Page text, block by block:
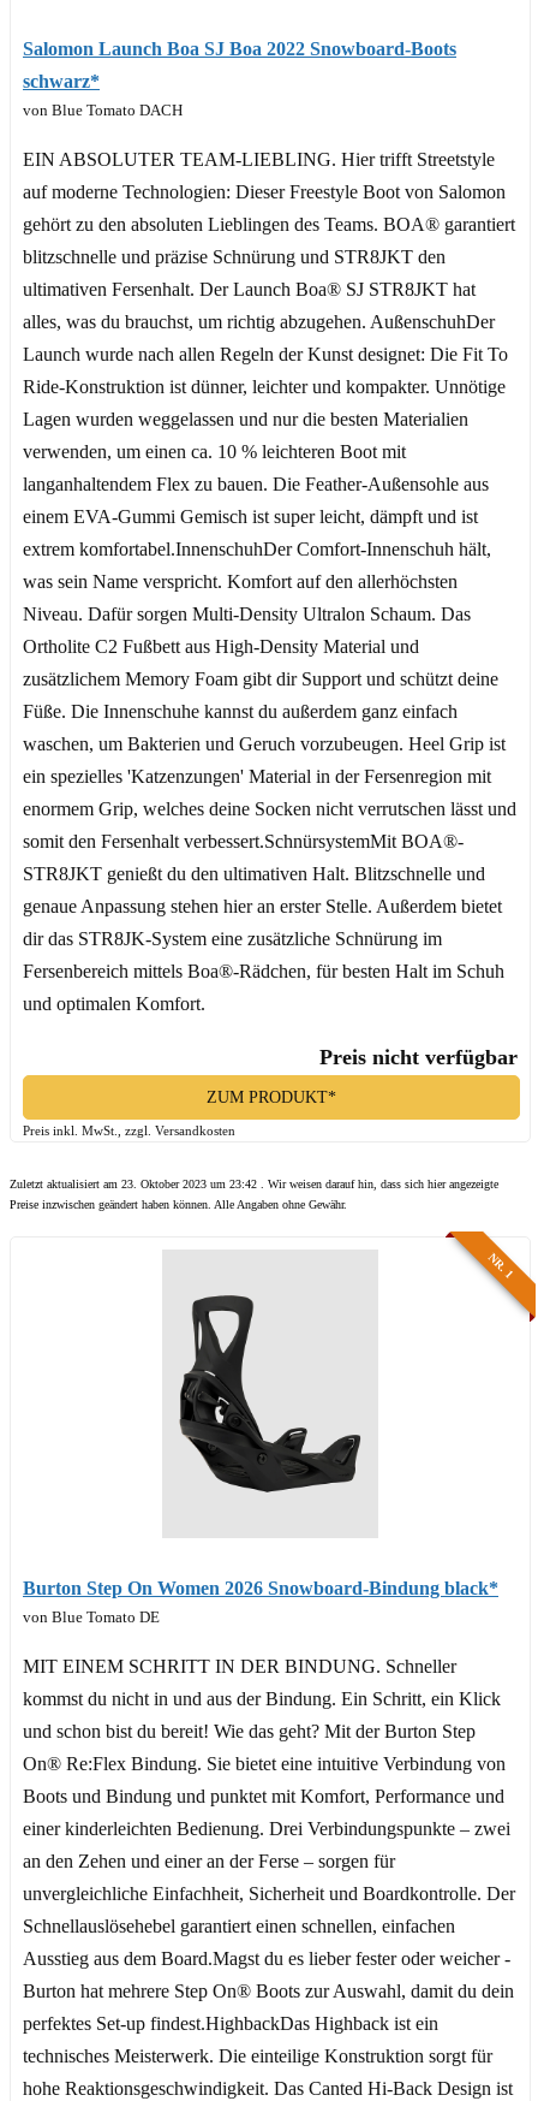
Salomon Launch Boa SJ Boa 2022 Snowboard-Boots
schwarz*
von Blue Tomato DACH
EIN ABSOLUTER TEAM-LIEBLING. Hier trifft Streetstyle
auf moderne Technologien: Dieser Freestyle Boot von Salomon
gehört zu den absoluten Lieblingen des Teams. BOA® garantiert
blitzschnelle und präzise Schnürung und STR8JKT den
ultimativen Fersenhalt. Der Launch Boa® SJ STR8JKT hat
alles, was du brauchst, um richtig abzugehen. AußenschuhDer
Launch wurde nach allen Regeln der Kunst designet: Die Fit To
Ride-Konstruktion ist dünner, leichter und kompakter. Unnötige
Lagen wurden weggelassen und nur die besten Materialien
verwenden, um einen ca. 10 % leichteren Boot mit
langanhaltendem Flex zu bauen. Die Feather-Außensohle aus
einem EVA-Gummi Gemisch ist super leicht, dämpft und ist
extrem komfortabel.InnenschuhDer Comfort-Innenschuh hält,
was sein Name verspricht. Komfort auf den allerhöchsten
Niveau. Dafür sorgen Multi-Density Ultralon Schaum. Das
Ortholite C2 Fußbett aus High-Density Material und
zusätzlichem Memory Foam gibt dir Support und schützt deine
Füße. Die Innenschuhe kannst du außerdem ganz einfach
waschen, um Bakterien und Geruch vorzubeugen. Heel Grip ist
ein spezielles 'Katzenzungen' Material in der Fersenregion mit
enormem Grip, welches deine Socken nicht verrutschen lässt und
somit den Fersenhalt verbessert.SchnürsystemMit BOA®-
STR8JKT genießt du den ultimativen Halt. Blitzschnelle und
genaue Anpassung stehen hier an erster Stelle. Außerdem bietet
dir das STR8JK-System eine zusätzliche Schnürung im
Fersenbereich mittels Boa®-Rädchen, für besten Halt im Schuh
und optimalen Komfort.
Preis nicht verfügbar
ZUM PRODUKT*
Preis inkl. MwSt., zzgl. Versandkosten
Zuletzt aktualisiert am 23. Oktober 2023 um 23:42 . Wir weisen darauf hin, dass sich hier angezeigte
Preise inzwischen geändert haben können. Alle Angaben ohne Gewähr.
NR. 1
Burton Step On Women 2026 Snowboard-Bindung black*
von Blue Tomato DE
MIT EINEM SCHRITT IN DER BINDUNG. Schneller
kommst du nicht in und aus der Bindung. Ein Schritt, ein Klick
und schon bist du bereit! Wie das geht? Mit der Burton Step
On® Re:Flex Bindung. Sie bietet eine intuitive Verbindung von
Boots und Bindung und punktet mit Komfort, Performance und
einer kinderleichten Bedienung. Drei Verbindungspunkte – zwei
an den Zehen und einer an der Ferse – sorgen für
unvergleichliche Einfachheit, Sicherheit und Boardkontrolle. Der
Schnellauslösehebel garantiert einen schnellen, einfachen
Ausstieg aus dem Board.Magst du es lieber fester oder weicher -
Burton hat mehrere Step On® Boots zur Auswahl, damit du dein
perfektes Set-up findest.HighbackDas Highback ist ein
technisches Meisterwerk. Die einteilige Konstruktion sorgt für
hohe Reaktionsgeschwindigkeit. Das Canted Hi-Back Design ist